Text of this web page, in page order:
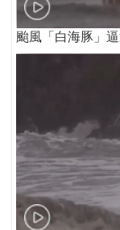
颱風「白海豚」